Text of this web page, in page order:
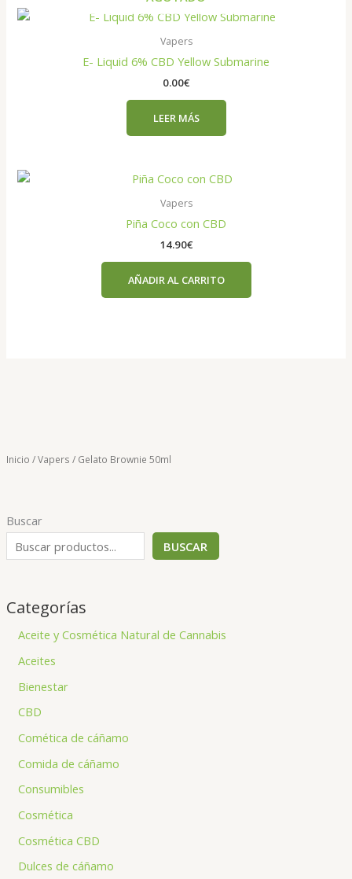
Inicio /Vapers / Gelato Brownie 50ml
Buscar
BUSCAR
Categorías
Aceite y Cosmética Natural de Cannabis
Aceites
Bienestar
CBD
Comética de cáñamo
Comida de cáñamo
Consumibles
Cosmética
Cosmética CBD
Dulces de cáñamo
Vapers
E- Liquid 6% CBD Yellow Submarine
0.00€
LEER MÁS
Vapers
Piña Coco con CBD
14.90€
AÑADIR AL CARRITO